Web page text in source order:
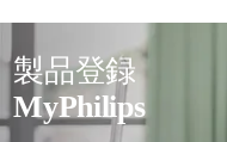
製品登録
MyPhilips